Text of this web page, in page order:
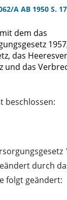
A AB 1950 S.
dem das
das
und das
beschlossen:
durch
folgt geändert: